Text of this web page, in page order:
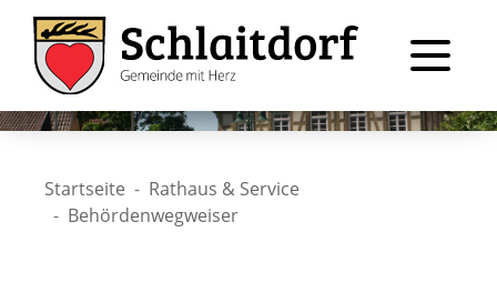
Startseite
Rathaus & Service
Behördenwegweiser